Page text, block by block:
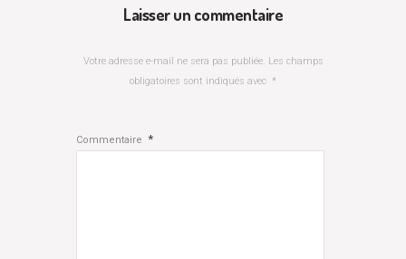
Laisser un commentaire
Votre adresse e-mail ne sera pas publiée. Les champs
obligatoires sont indiqués avec *
Commentaire *